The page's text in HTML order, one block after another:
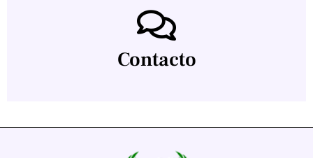
Contacto